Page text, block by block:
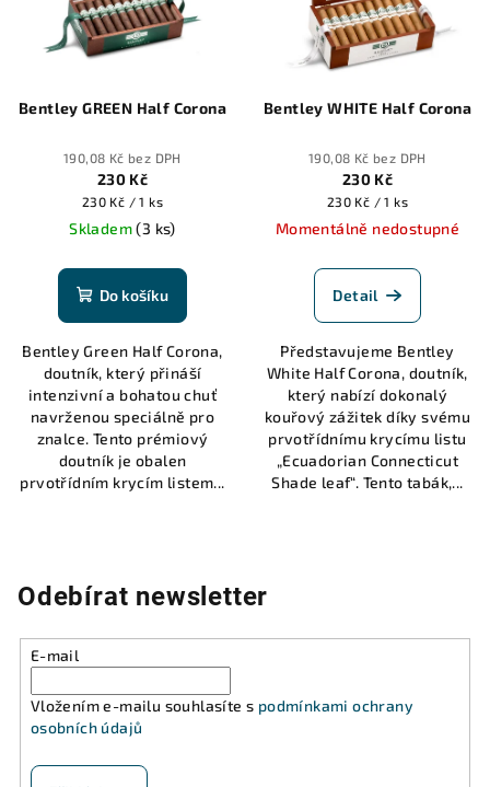
Bentley GREEN Half Corona
190,08 Kč bez DPH
230 Kč
Měrná
cena:
230 Kč / 1 ks
Skladem(3 ks)
Do košíku
Bentley Green Half Corona,
doutník, který přináší
intenzivní a bohatou chuť
navrženou speciálně pro
znalce. Tento prémiový
doutník je obalen
prvotřídním krycím listem...
Bentley WHITE Half Corona
190,08 Kč bez DPH
230 Kč
Měrná
cena:
230 Kč / 1 ks
Momentálně nedostupné
Detail
Představujeme Bentley
White Half Corona, doutník,
který nabízí dokonalý
kouřový zážitek díky svému
prvotřídnímu krycímu listu
„Ecuadorian Connecticut
Shade leaf“. Tento tabák,...
Odebírat newsletter
E-mail
Vložením e-mailu souhlasíte s podmínkami ochrany
osobních údajů